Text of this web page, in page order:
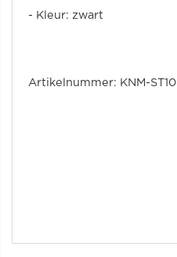
- Kleur: zwart
Artikelnummer: KNM-ST10